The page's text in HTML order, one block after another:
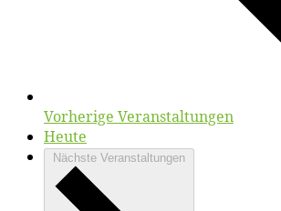
Vorherige Veranstaltungen
Heute
Nächste Veranstaltungen